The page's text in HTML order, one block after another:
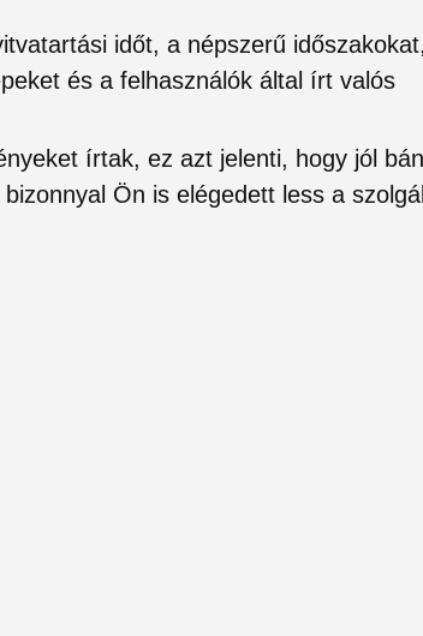
időt, a népszerű
és a felhasználók által írt valós
írtak, ez azt jelenti, hogy jól
Ön is elégedett less a